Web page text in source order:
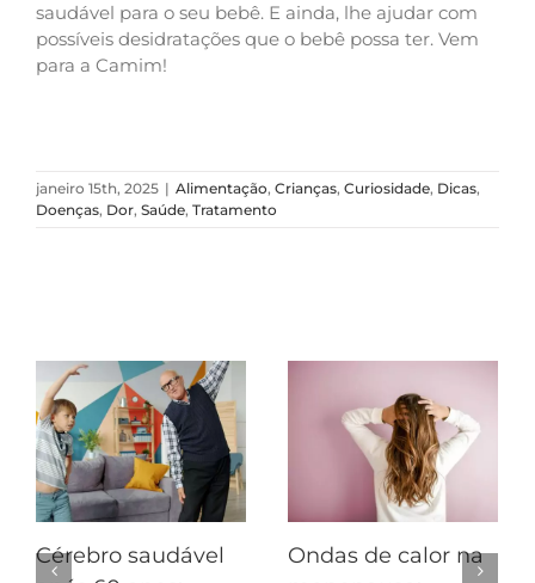
saudável para o seu bebê. E ainda, lhe ajudar com
possíveis desidratações que o bebê possa ter. Vem
para a Camim!
janeiro 15th, 2025 | Alimentação, Crianças, Curiosidade, Dicas,
Doenças, Dor, Saúde, Tratamento
Cérebro saudável
Ondas de calor na